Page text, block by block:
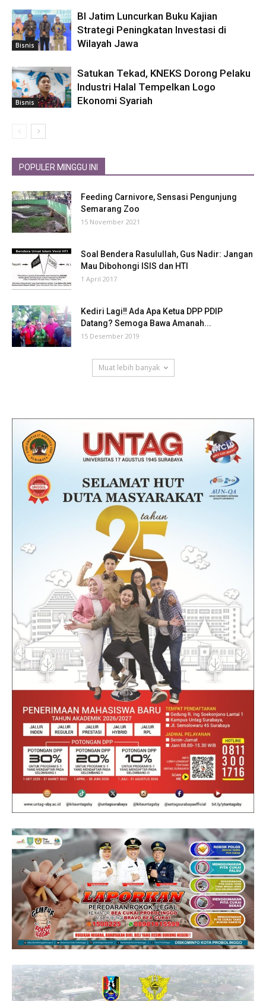
Bisnis
BI Jatim Luncurkan Buku Kajian
Strategi Peningkatan Investasi di
Wilayah Jawa
Bisnis
Satukan Tekad, KNEKS Dorong Pelaku
Industri Halal Tempelkan Logo
Ekonomi Syariah
POPULER MINGGU INI
Feeding Carnivore, Sensasi Pengunjung
Semarang Zoo
15 November 2021
Soal Bendera Rasulullah, Gus Nadir: Jangan
Mau Dibohongi ISIS dan HTI
1 April 2017
Kediri Lagi‼ Ada Apa Ketua DPP PDIP
Datang? Semoga Bawa Amanah...
15 Desember 2019
Muat lebih banyak